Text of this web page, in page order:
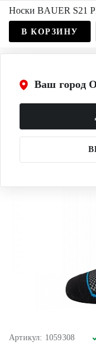
Ваш город
Артикул: 1059308
Носки BAUER S21
В КОРЗИНУ